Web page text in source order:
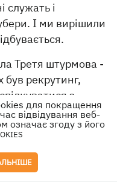
служать і
І ми вирішили
Третя штурмова -
був рекрутинг,
з
з 3-ї штурмової
і
І видно було,
всьому.
для покращення
відвідування веб-
означає згоду з його